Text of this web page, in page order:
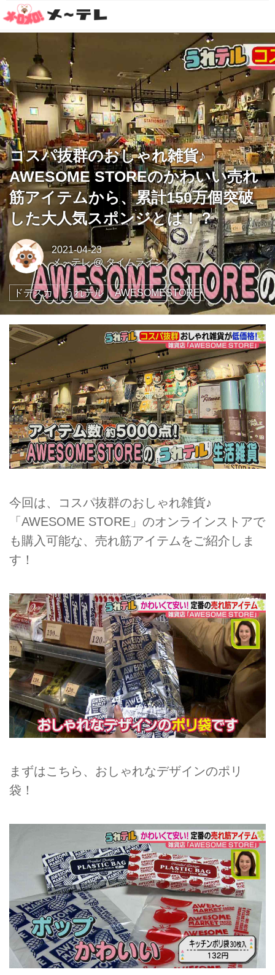
コスパ抜群のおしゃれ雑貨♪
AWESOME STOREのかわいい売れ
筋アイテムから、累計150万個突破
した大人気スポンジとは！？
2021-04-23
メ～テレ@タイムライン
ドデスカ うれテル AWESOMESTORE
今回は、コスパ抜群のおしゃれ雑貨♪
「AWESOME STORE」のオンラインストアで
も購入可能な、売れ筋アイテムをご紹介しま
す！
まずはこちら、おしゃれなデザインのポリ
袋！